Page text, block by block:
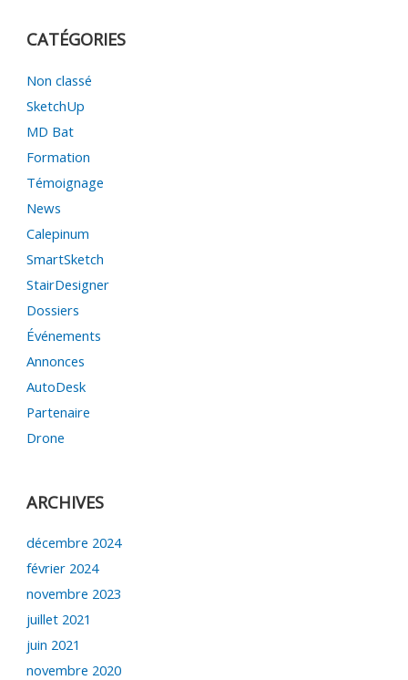
CATÉGORIES
Non classé
SketchUp
MD Bat
Formation
Témoignage
News
Calepinum
SmartSketch
StairDesigner
Dossiers
Événements
Annonces
AutoDesk
Partenaire
Drone
ARCHIVES
décembre 2024
février 2024
novembre 2023
juillet 2021
juin 2021
novembre 2020